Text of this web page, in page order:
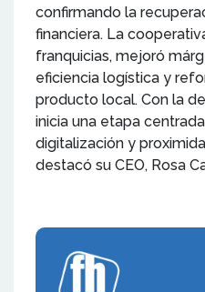
confirmando la
financiera. La
franquicias, mejoró
eficiencia logística y
producto local. Con la
inicia una etapa
digitalización y
destacó su CEO, Rosa